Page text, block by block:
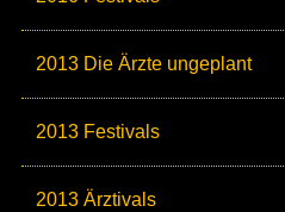
2013 Die Ärzte ungeplant
2013 Festivals
2013 Ärztivals